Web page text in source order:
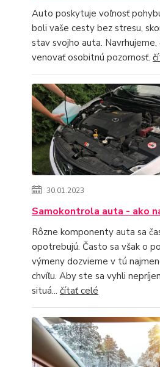
Auto poskytuje voľnosť
boli vaše cesty bez stresu,
stav svojho auta. Navrhujeme,
venovať osobitnú pozornosť.
30.01.2023
Samokontrola auta - ako
Rôzne komponenty auta sa
opotrebujú. Často sa však o
výmeny dozvieme v tú
chvíľu. Aby ste sa vyhli
situá... čítať celé